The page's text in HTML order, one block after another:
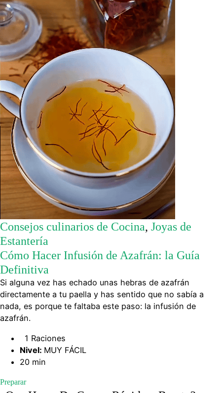
Consejos culinarios de Cocina, Joyas de
Estantería
Cómo Hacer Infusión de Azafrán: la Guía
Definitiva
Si alguna vez has echado unas hebras de azafrán
directamente a tu paella y has sentido que no sabía a
nada, es porque te faltaba este paso: la infusión de
azafrán.
1 Raciones
Nivel: MUY FÁCIL
20 min
Preparar